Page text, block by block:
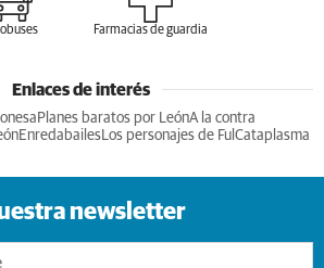
Farmacias de guardia
Enlaces de interés
Planes baratos por LeónA la contra
EnredabailesLos personajes de Ful Cataplasma
newsletter